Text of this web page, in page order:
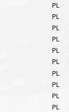
PL
PL
PL
PL
PL
PL
PL
PL
PL
PL